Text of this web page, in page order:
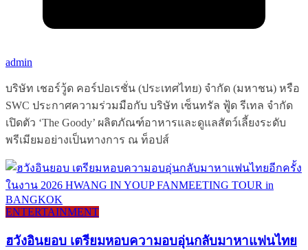
admin
บริษัท เชอร์วู้ด คอร์ปอเรชั่น (ประเทศไทย) จำกัด (มหาชน) หรือ
SWC ประกาศความร่วมมือกับ บริษัท เซ็นทรัล ฟู้ด รีเทล จำกัด
เปิดตัว ‘The Goody’ ผลิตภัณฑ์อาหารและดูแลสัตว์เลี้ยงระดับ
พรีเมียมอย่างเป็นทางการ ณ ท็อปส์
ENTERTAINMENT
ฮวังอินยอบ เตรียมหอบความอบอุ่นกลับมาหาแฟนไทย